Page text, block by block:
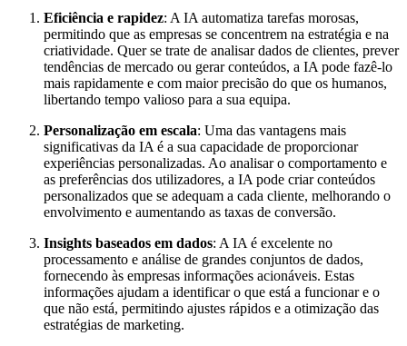
Eficiência e rapidez: A IA automatiza tarefas morosas,
permitindo que as empresas se concentrem na estratégia e na
criatividade. Quer se trate de analisar dados de clientes, prever
tendências de mercado ou gerar conteúdos, a IA pode fazê-lo
mais rapidamente e com maior precisão do que os humanos,
libertando tempo valioso para a sua equipa.
Personalização em escala: Uma das vantagens mais
significativas da IA é a sua capacidade de proporcionar
experiências personalizadas. Ao analisar o comportamento e
as preferências dos utilizadores, a IA pode criar conteúdos
personalizados que se adequam a cada cliente, melhorando o
envolvimento e aumentando as taxas de conversão.
Insights baseados em dados: A IA é excelente no
processamento e análise de grandes conjuntos de dados,
fornecendo às empresas informações acionáveis. Estas
informações ajudam a identificar o que está a funcionar e o
que não está, permitindo ajustes rápidos e a otimização das
estratégias de marketing.